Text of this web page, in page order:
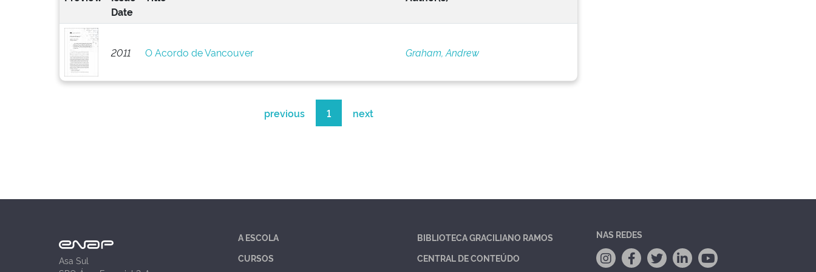
Date
2011 O Acordo de Vancouver Graham, Andrew
previous 1 next
Asa Sul
A ESCOLA
CURSOS
BIBLIOTECA GRACILIANO RAMOS
CENTRAL DE CONTEÚDO
NAS REDES